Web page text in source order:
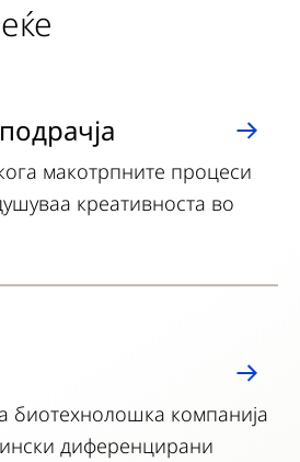
макотрпните процеси
креативноста во
биотехнолошка компанија
диференцирани